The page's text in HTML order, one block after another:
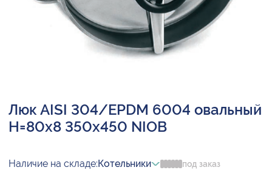
Люк AISI 304/EPDM 6004 овальный
H=80х8 350х450 NIOB
Наличие на складе:Котельники под заказ